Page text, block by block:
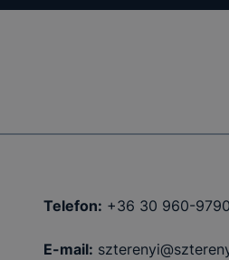
Telefon: +36 30 960-
E-mail: